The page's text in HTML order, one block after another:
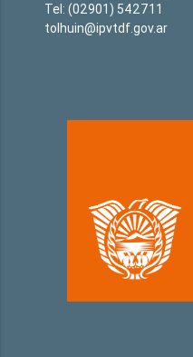
Tel: (02901) 542711
tolhuin@ipvtdf.gov.ar